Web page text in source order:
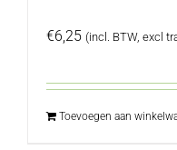
€6,25 (incl. BTW, excl
Toevoegen aan